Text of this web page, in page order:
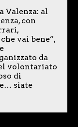
Valenza: al
con
vai bene”,
da
volontariato
di
siate